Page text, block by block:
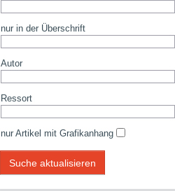
nur in der Überschrift
Autor
Ressort
nur Artikel mit Grafikanhang